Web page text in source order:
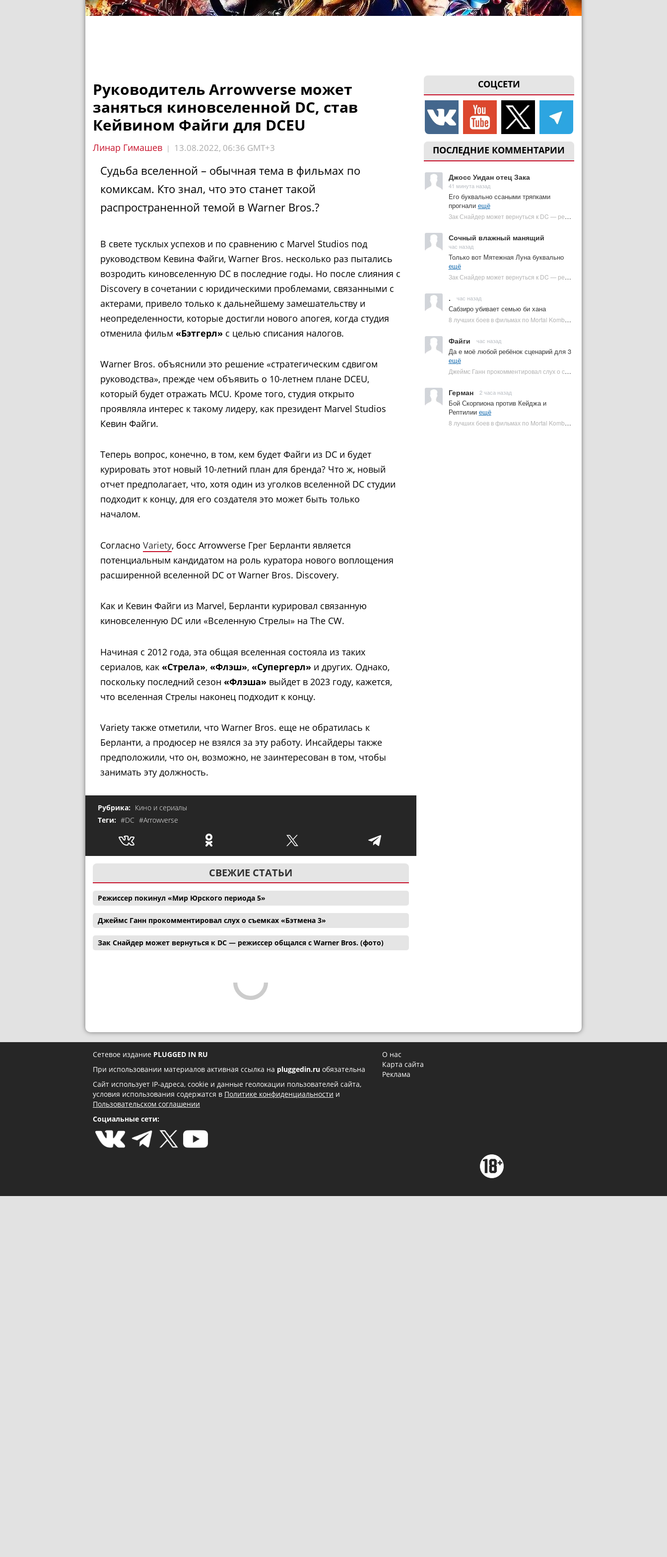
СОЦСЕТИ
ПОСЛЕДНИЕ КОММЕНТАРИИ
Джосс Уидан отец Зака
41 минута назад
Его буквально ссаными тряпками
прогнали ещё
Зак Снайдер может вернуться к DC — режиссер общался с Warner Bros. (фото) | Plugged In Ru
Сочный влажный манящий
час назад
Только вот Мятежная Луна буквально
ещё
Зак Снайдер может вернуться к DC — режиссер общался с Warner Bros. (фото) | Plugged In Ru
. час назад
Сабзиро убивает семью би хана
8 лучших боев в фильмах по Mortal Kombat: от «Смертельной битвы» до «Мортал Комбат 2» | Plugged In Ru
Файги час назад
Да е моё любой ребёнок сценарий для 3
ещё
Джеймс Ганн прокомментировал слух о съемках «Бэтмена 3» | Plugged In Ru
Герман 2 часа назад
Бой Скорпиона против Кейджа и
Рептилии ещё
8 лучших боев в фильмах по Mortal Kombat: от «Смертельной битвы» до «Мортал Комбат 2» | Plugged In Ru
Руководитель Arrowverse может
заняться киновселенной DC, став
Кейвином Файги для DCEU
Линар Гимашев | 13.08.2022, 06:36 GMT+3
Судьба вселенной – обычная тема в фильмах по
комиксам. Кто знал, что это станет такой
распространенной темой в Warner Bros.?
В свете тусклых успехов и по сравнению с Marvel Studios под
руководством Кевина Файги, Warner Bros. несколько раз пытались
возродить киновселенную DC в последние годы. Но после слияния с
Discovery в сочетании с юридическими проблемами, связанными с
актерами, привело только к дальнейшему замешательству и
неопределенности, которые достигли нового апогея, когда студия
отменила фильм «Бэтгерл» с целью списания налогов.
Warner Bros. объяснили это решение «стратегическим сдвигом
руководства», прежде чем объявить о 10-летнем плане DCEU,
который будет отражать MCU. Кроме того, студия открыто
проявляла интерес к такому лидеру, как президент Marvel Studios
Кевин Файги.
Теперь вопрос, конечно, в том, кем будет Файги из DC и будет
курировать этот новый 10-летний план для бренда? Что ж, новый
отчет предполагает, что, хотя один из уголков вселенной DC студии
подходит к концу, для его создателя это может быть только
началом.
Согласно Variety, босс Arrowverse Грег Берланти является
потенциальным кандидатом на роль куратора нового воплощения
расширенной вселенной DC от Warner Bros. Discovery.
Как и Кевин Файги из Marvel, Берланти курировал связанную
киновселенную DC или «Вселенную Стрелы» на The CW.
Начиная с 2012 года, эта общая вселенная состояла из таких
сериалов, как «Стрела», «Флэш», «Супергерл» и других. Однако,
поскольку последний сезон «Флэша» выйдет в 2023 году, кажется,
что вселенная Стрелы наконец подходит к концу.
Variety также отметили, что Warner Bros. еще не обратилась к
Берланти, а продюсер не взялся за эту работу. Инсайдеры также
предположили, что он, возможно, не заинтересован в том, чтобы
занимать эту должность.
Рубрика: Кино и сериалы
Теги: #DC #Arrowverse
СВЕЖИЕ СТАТЬИ
Режиссер покинул «Мир Юрского периода 5»
Джеймс Ганн прокомментировал слух о съемках «Бэтмена 3»
Зак Снайдер может вернуться к DC — режиссер общался с Warner Bros. (фото)
Сетевое издание PLUGGED IN RU
При использовании материалов активная ссылка на pluggedin.ru обязательна
Сайт использует IP-адреса, cookie и данные геолокации пользователей сайта,
условия использования содержатся в Политике конфиденциальности и
Пользовательском соглашении
Социальные сети:
О нас
Карта сайта
Реклама